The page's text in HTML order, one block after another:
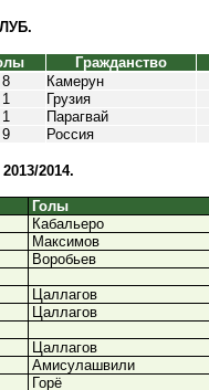
Гражданство
8 Камерун
1 Грузия
1 Парагвай
9 Россия
2014.
Голы
Кабальеро
Максимов
Воробьев
Цаллагов
Цаллагов
Цаллагов
Амисулашвили
Горё